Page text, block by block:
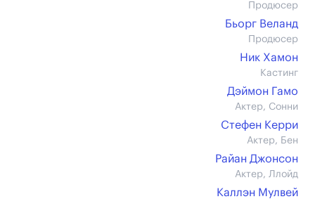
Продюсер
Бьорг Веланд
Продюсер
Ник Хамон
Кастинг
Дэймон Гамо
Актер, Сонни
Стефен Керри
Актер, Бен
Райан Джонсон
Актер, Ллойд
Каллэн Мулвей